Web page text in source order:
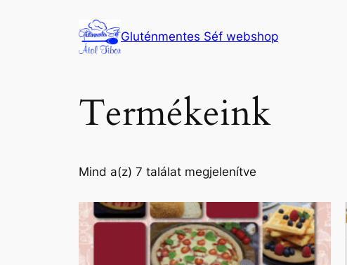
Gluténmentes Séf webshop
Termékeink
Mind a(z) 7 találat megjelenítve